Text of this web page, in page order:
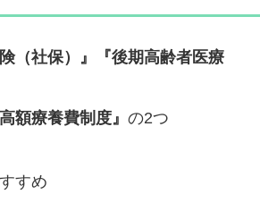
（社保）』『後期高齢者医療
高額療養費制度』 の2つ
すめ